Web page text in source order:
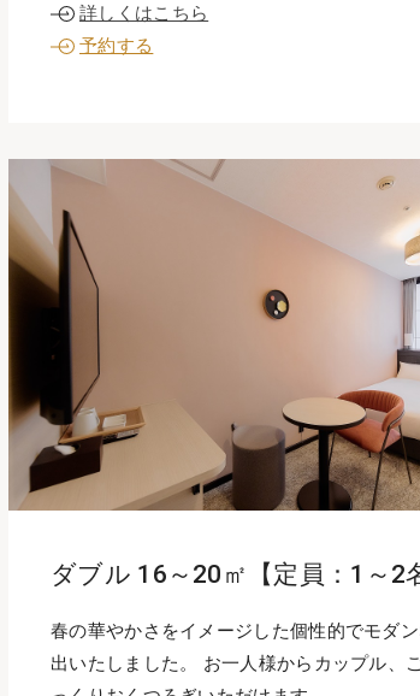
詳しくはこちら
予約する
ダブル 16～20㎡【定員：1～2
春の華やかさをイメージした個性的でモダ
出いたしました。 お一人様からカップル、